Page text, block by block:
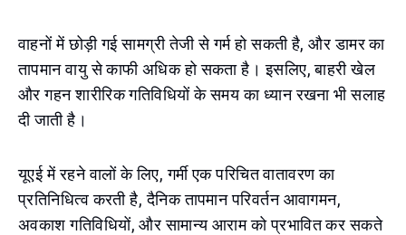
वाहनों में छोड़ी गई सामग्री तेजी से गर्म हो सकती है, और डामर का
तापमान वायु से काफी अधिक हो सकता है। इसलिए, बाहरी खेल
और गहन शारीरिक गतिविधियों के समय का ध्यान रखना भी सलाह
दी जाती है।
यूएई में रहने वालों के लिए, गर्मी एक परिचित वातावरण का
प्रतिनिधित्व करती है, दैनिक तापमान परिवर्तन आवागमन,
अवकाश गतिविधियों, और सामान्य आराम को प्रभावित कर सकते